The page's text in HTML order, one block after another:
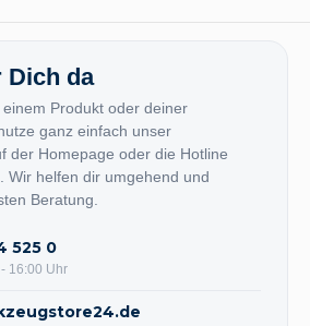
Dich da
Produkt oder deiner
ganz einfach unser
der Homepage oder die Hotline
Wir helfen dir umgehend und
Beratung.
525 0
- 16:00 Uhr